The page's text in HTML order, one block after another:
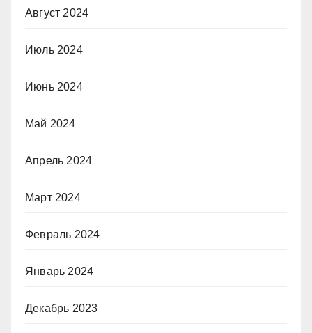
Август 2024
Июль 2024
Июнь 2024
Май 2024
Апрель 2024
Март 2024
Февраль 2024
Январь 2024
Декабрь 2023